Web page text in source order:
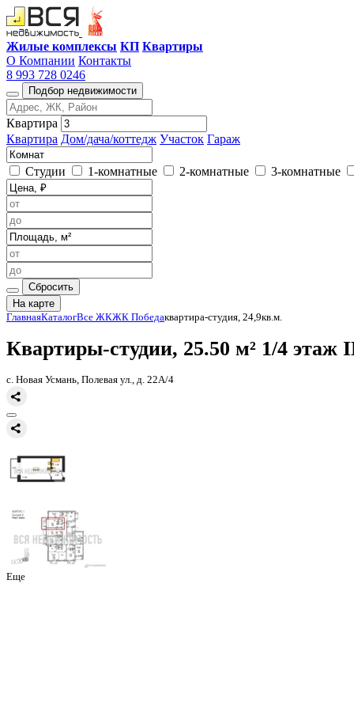
Жилые комплексы КП Квартиры
О Компании Контакты
8 993 728 0246
Подбор недвижимости
Квартира
Квартира Дом/дача/коттедж Участок Гараж
Студии 1-комнатные 2-комнатные 3-комнатные
Сбросить
На карте
Главная
Квартиры-студии, 25.50 м²
с. Новая Усмань, Полевая ул., д. 22А/4